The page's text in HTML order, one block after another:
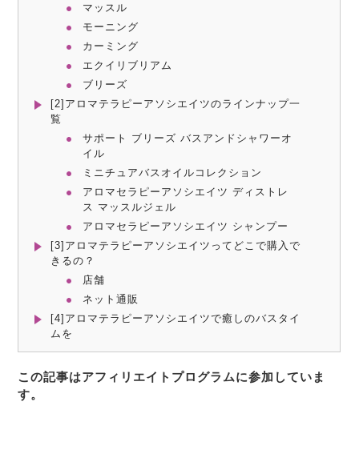
マッスル
モーニング
カーミング
エクイリブリアム
ブリーズ
[2]アロマテラピーアソシエイツのラインナップ一
覧
サポート ブリーズ バスアンドシャワーオ
イル
ミニチュアバスオイルコレクション
アロマセラピーアソシエイツ ディストレ
ス マッスルジェル
アロマセラピーアソシエイツ シャンプー
[3]アロマテラピーアソシエイツってどこで購入で
きるの？
店舗
ネット通販
[4]アロマテラピーアソシエイツで癒しのバスタイ
ムを
この記事はアフィリエイトプログラムに参加していま
す。